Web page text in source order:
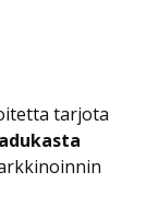
tarjota